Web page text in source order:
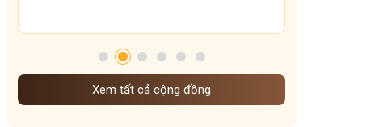
Xem tất cả cộng đồng